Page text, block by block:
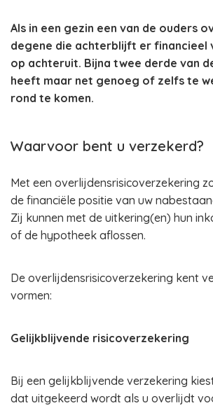
Als in een gezin een van de ouders
degene die achterblijft er financieel
op achteruit. Bijna twee derde van
heeft maar net genoeg of zelfs te
rond te komen.
Waarvoor bent u verzekerd?
Met een overlijdensrisicoverzekering
de financiële positie van uw
Zij kunnen met de uitkering(en) hun
of de hypotheek aflossen.
De overlijdensrisicoverzekering kent
vormen:
Gelijkblijvende risicoverzekering
Bij een gelijkblijvende verzekering
dat uitgekeerd wordt als u overlijdt